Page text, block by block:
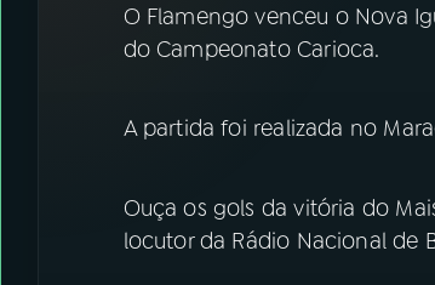
YouTube Facebook
O Flamengo venceu o Nova
do Campeonato Carioca.
A partida foi realizada no
Ouça os gols da vitória do
locutor da Rádio Nacional de